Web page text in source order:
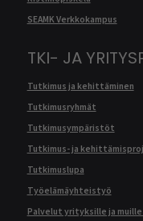
SEAMK Verkkokampus
TKI- JA
Tutkimus ja kehittäminen
Tutkimusryhmät
Tutkimusympäristöt
Tutkimus- ja
Tutkimuslupa
Työelämäyhteistyö
Palvelut yrityksille ja